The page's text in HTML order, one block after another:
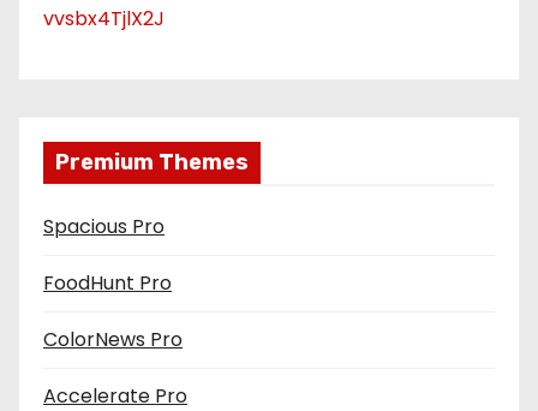
vvsbx4TjlX2J
Premium Themes
Spacious Pro
FoodHunt Pro
ColorNews Pro
Accelerate Pro